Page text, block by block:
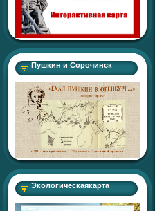
Пушкин и Сорочинск
Экологическаякарта